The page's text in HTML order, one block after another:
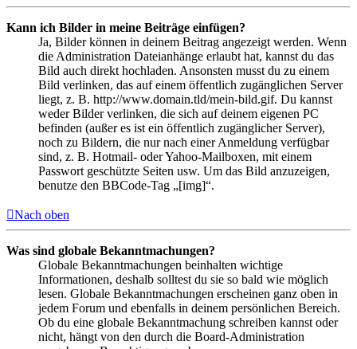
Kann ich Bilder in meine Beiträge einfügen?
Ja, Bilder können in deinem Beitrag angezeigt werden. Wenn
die Administration Dateianhänge erlaubt hat, kannst du das
Bild auch direkt hochladen. Ansonsten musst du zu einem
Bild verlinken, das auf einem öffentlich zugänglichen Server
liegt, z. B. http://www.domain.tld/mein-bild.gif. Du kannst
weder Bilder verlinken, die sich auf deinem eigenen PC
befinden (außer es ist ein öffentlich zugänglicher Server),
noch zu Bildern, die nur nach einer Anmeldung verfügbar
sind, z. B. Hotmail- oder Yahoo-Mailboxen, mit einem
Passwort geschützte Seiten usw. Um das Bild anzuzeigen,
benutze den BBCode-Tag „[img]“.
Nach oben
Was sind globale Bekanntmachungen?
Globale Bekanntmachungen beinhalten wichtige
Informationen, deshalb solltest du sie so bald wie möglich
lesen. Globale Bekanntmachungen erscheinen ganz oben in
jedem Forum und ebenfalls in deinem persönlichen Bereich.
Ob du eine globale Bekanntmachung schreiben kannst oder
nicht, hängt von den durch die Board-Administration